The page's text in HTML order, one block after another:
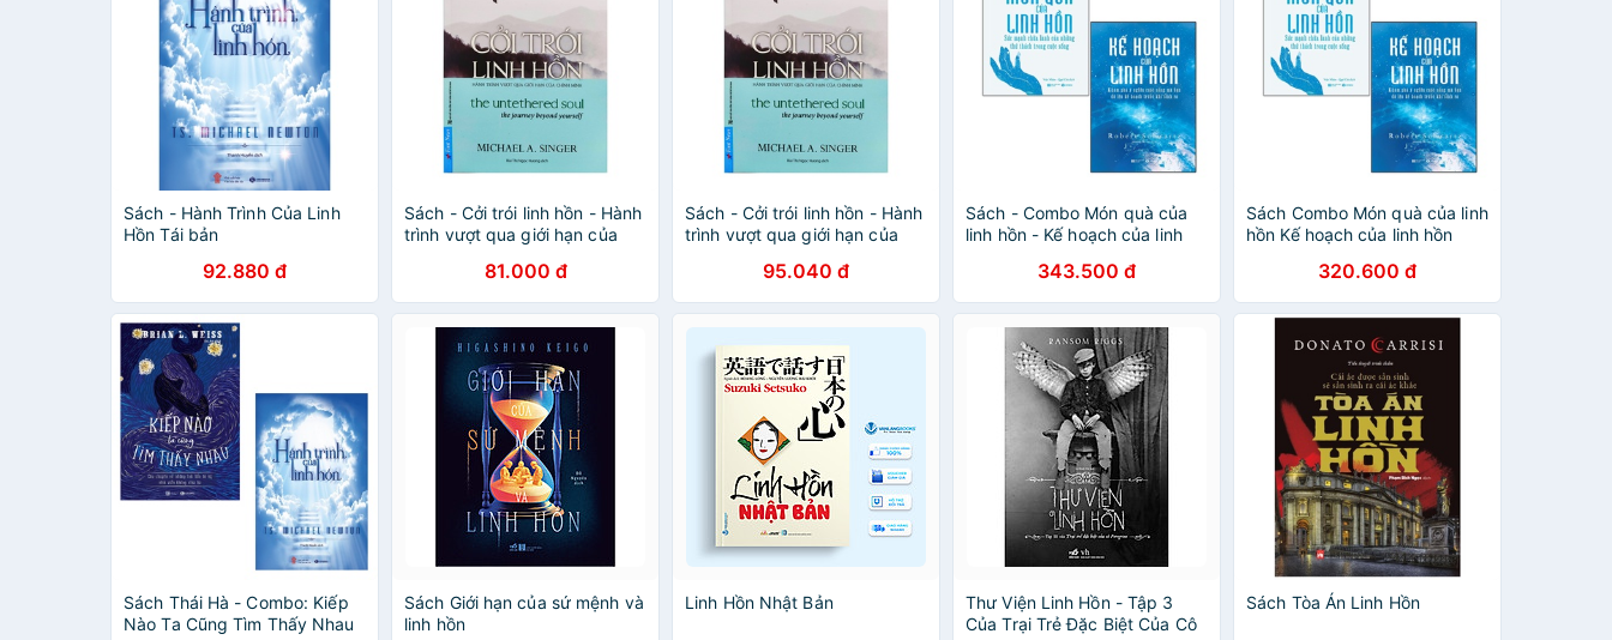
Sách - Hành Trình Của Linh
Hồn Tái bản
92.880 đ
Sách - Cởi trói linh hồn - Hành
trình vượt qua giới hạn của
81.000 đ
Sách - Cởi trói linh hồn - Hành
trình vượt qua giới hạn của
95.040 đ
Sách - Combo Món quà của
linh hồn - Kế hoạch của linh
343.500 đ
Sách Combo Món quà của linh
hồn Kế hoạch của linh hồn
320.600 đ
Sách Thái Hà - Combo: Kiếp
Nào Ta Cũng Tìm Thấy Nhau
Sách Giới hạn của sứ mệnh và
linh hồn
Linh Hồn Nhật Bản
Thư Viện Linh Hồn - Tập 3
Của Trại Trẻ Đặc Biệt Của Cô
Sách Tòa Án Linh Hồn